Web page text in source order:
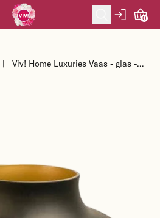
0
|
Viv! Home Luxuries Vaas - glas -